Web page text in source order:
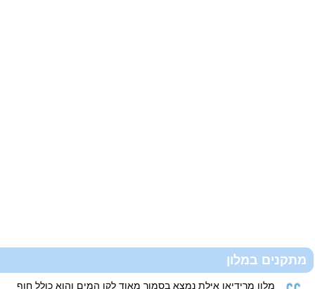
מתקנים במלון
מלון מרידיאן אילת נמצא בסמוך מאוד לקו המים והוא כולל חוף